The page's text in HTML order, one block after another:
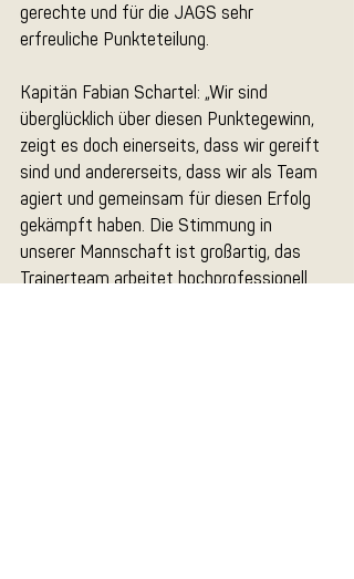
gerechte und für die JAGS sehr
erfreuliche Punkteteilung.
Kapitän Fabian Schartel: „Wir sind
überglücklich über diesen Punktegewinn,
zeigt es doch einerseits, dass wir gereift
sind und andererseits, dass wir als Team
agiert und gemeinsam für diesen Erfolg
gekämpft haben. Die Stimmung in
unserer Mannschaft ist großartig, das
Trainerteam arbeitet hochprofessionell